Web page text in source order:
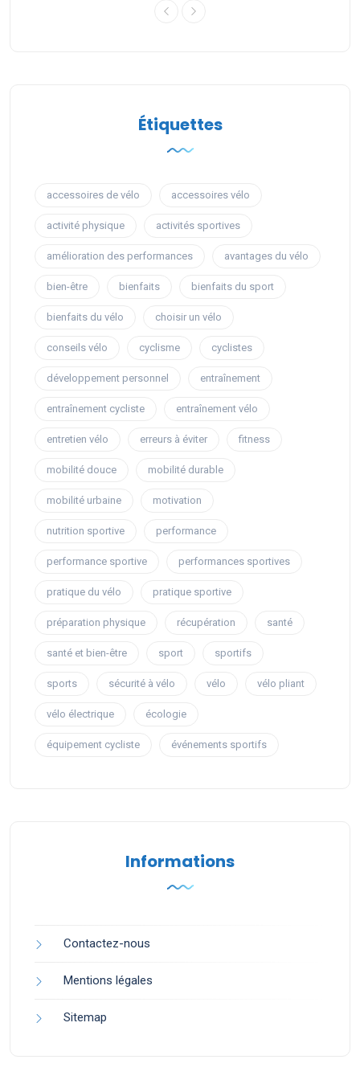
Étiquettes
accessoires de vélo accessoires vélo
activité physique activités sportives
amélioration des performances avantages du vélo
bien-être bienfaits bienfaits du sport
bienfaits du vélo choisir un vélo
conseils vélo cyclisme cyclistes
développement personnel entraînement
entraînement cycliste entraînement vélo
entretien vélo erreurs à éviter fitness
mobilité douce mobilité durable
mobilité urbaine motivation
nutrition sportive performance
performance sportive performances sportives
pratique du vélo pratique sportive
préparation physique récupération santé
santé et bien-être sport sportifs
sports sécurité à vélo vélo vélo pliant
vélo électrique écologie
équipement cycliste événements sportifs
Informations
Contactez-nous
Mentions légales
Sitemap